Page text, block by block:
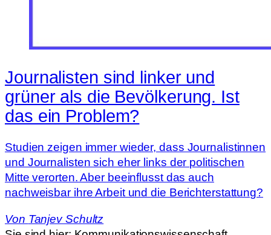
Journalisten sind linker und
grüner als die Bevölkerung. Ist
das ein Problem?
Studien zeigen immer wieder, dass Journalistinnen
und Journalisten sich eher links der politischen
Mitte verorten. Aber beeinflusst das auch
nachweisbar ihre Arbeit und die Berichterstattung?
Von Tanjev Schultz